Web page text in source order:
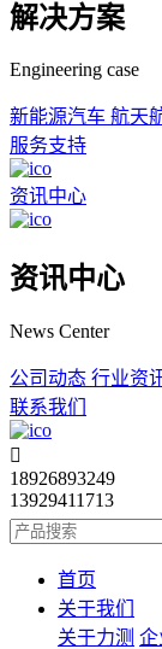
解决方案
Engineering case
新能源汽车 航天
服务支持
资讯中心
资讯中心
News Center
公司动态 行业资
联系我们

18926893249
13929411713
首页
关于我们
关于力测 企